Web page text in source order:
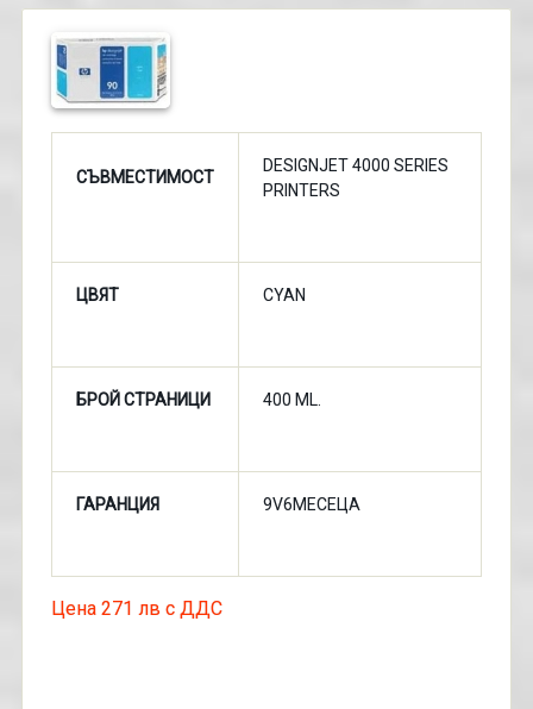
СЪВМЕСТИМОСТ
DESIGNJET 4000 SERIES
PRINTERS
ЦВЯТ CYAN
БРОЙ СТРАНИЦИ 400 ML.
ГАРАНЦИЯ 9V6МЕСЕЦА
Цена 271 лв с ДДС